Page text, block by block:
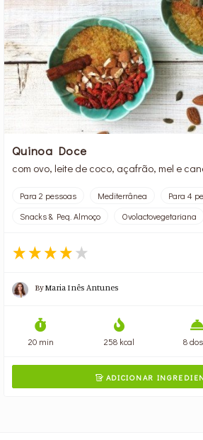
Quinoa Doce
com ovo, leite de coco, açafrão, mel e
Para 2 pessoas Mediterrânea
Para 4
Snacks & Peq. Almoço
Ovolactovegetariana
ByMaria Inês Antunes
20 min 258 kcal 8
ADICIONAR